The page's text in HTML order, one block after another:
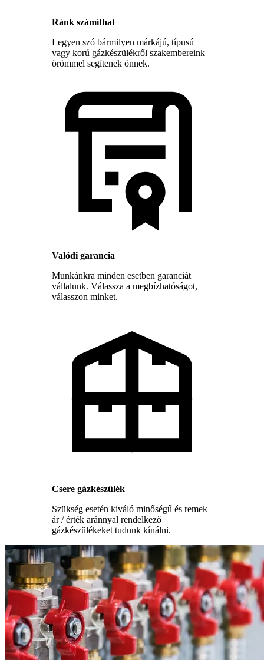
Ránk számíthat
Legyen szó bármilyen márkájú, típusú
vagy korú gázkészülékről szakembereink
örömmel segítenek önnek.
Valódi garancia
Munkánkra minden esetben garanciát
vállalunk. Válassza a megbízhatóságot,
válasszon minket.
Csere gázkészülék
Szükség esetén kiváló minőségű és remek
ár / érték aránnyal rendelkező
gázkészülékeket tudunk kínálni.